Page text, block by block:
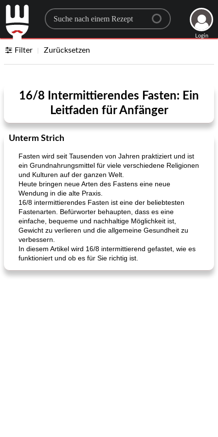
Search for a recipe
Login
Filter Zurücksetzen
16/8 Intermittierendes Fasten: Ein
Leitfaden für Anfänger
Unterm Strich
Fasten wird seit Tausenden von Jahren praktiziert und ist
ein Grundnahrungsmittel für viele verschiedene Religionen
und Kulturen auf der ganzen Welt.
Heute bringen neue Arten des Fastens eine neue
Wendung in die alte Praxis.
16/8 intermittierendes Fasten ist eine der beliebtesten
Fastenarten. Befürworter behaupten, dass es eine
einfache, bequeme und nachhaltige Möglichkeit ist,
Gewicht zu verlieren und die allgemeine Gesundheit zu
verbessern.
In diesem Artikel wird 16/8 intermittierend gefastet, wie es
funktioniert und ob es für Sie richtig ist.